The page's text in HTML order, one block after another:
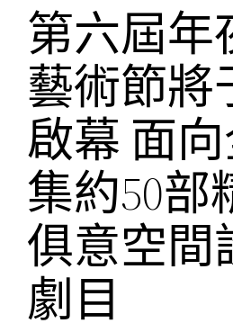
第六屆年
藝術節將
啟幕 面
集約50部
俱意空間
劇目